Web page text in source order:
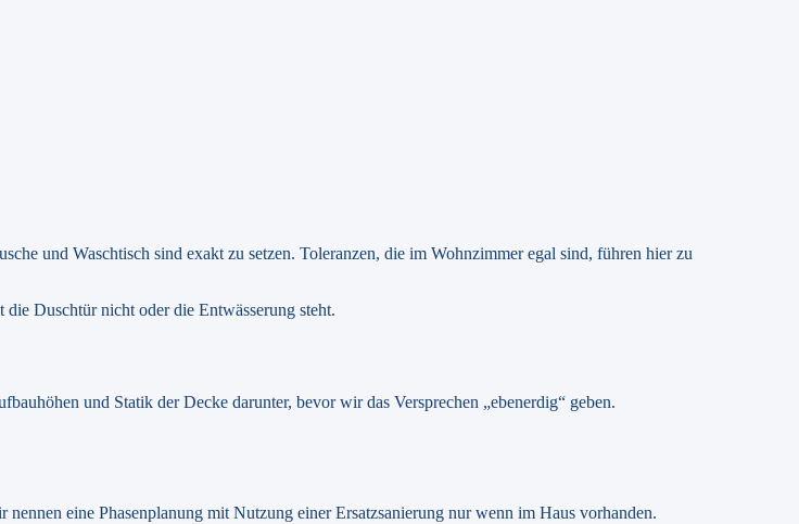
und Waschtisch sind exakt zu setzen. Toleranzen, die im Wohnzimmer egal sind, führen hier zu
Duschtür nicht oder die Entwässerung steht.
und Statik der Decke darunter, bevor wir das Versprechen „ebenerdig“ geben.
eine Phasenplanung mit Nutzung einer Ersatzsanierung nur wenn im Haus vorhanden.